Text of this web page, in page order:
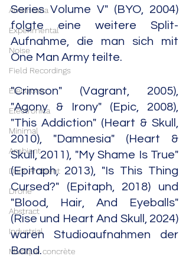
Americana
Experimental
Noise
Field Recordings
Electronic
Electronica
Minimal
Ambient
Dark Ambient
Drone
Abstract
Industrial
Musique concrète
Series Volume V" (BYO, 2004)
folgte eine weitere Split-
Aufnahme, die man sich mit
One Man Army teilte.
"Crimson" (Vagrant, 2005),
"Agony & Irony" (Epic, 2008),
"This Addiction" (Heart & Skull,
2010), "Damnesia" (Heart &
Skull, 2011), "My Shame Is True"
(Epitaph, 2013), "Is This Thing
Cursed?" (Epitaph, 2018) und
"Blood, Hair, And Eyeballs"
(Rise und Heart And Skull, 2024)
waren Studioaufnahmen der
Band.